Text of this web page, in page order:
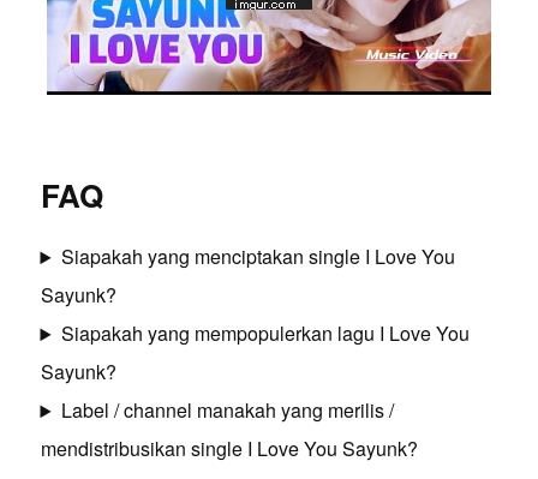
FAQ
Siapakah yang menciptakan single I Love You
Sayunk?
Siapakah yang mempopulerkan lagu I Love You
Sayunk?
Label / channel manakah yang merilis /
mendistribusikan single I Love You Sayunk?